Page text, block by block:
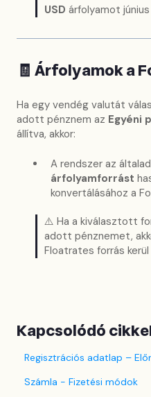
USD árfolyamot
🧾 Árfolyamok a
Ha egy vendég valutát
adott pénznem az Egyéni
állítva, akkor:
A rendszer az általad
árfolyamforrást
konvertálásához a
⚠️ Ha a kiválasztott
adott pénznemet,
Floatrates forrás kerül
Kapcsolódó
Regisztrációs adatlap –
Számla - Fizetési módok